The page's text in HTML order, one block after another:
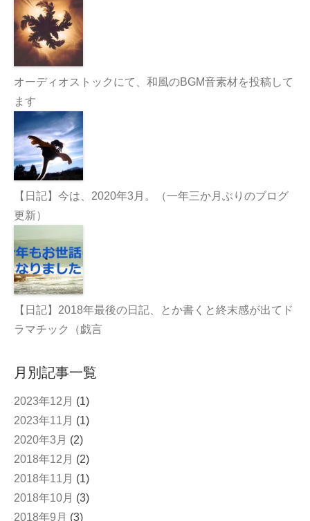
オーディオストックにて、和風のBGM音素材を投稿して
ます
【日記】今は、2020年3月。（一年三か月ぶりのブログ
更新）
【日記】2018年最後の日記、とか書くと終末感が出てド
ラマチック（戯言
月別記事一覧
2023年12月 (1)
2023年11月 (1)
2020年3月 (2)
2018年12月 (2)
2018年11月 (1)
2018年10月 (3)
2018年9月 (3)